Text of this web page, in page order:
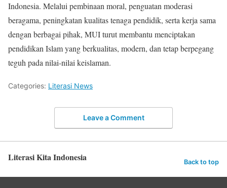
Indonesia. Melalui pembinaan moral, penguatan moderasi
beragama, peningkatan kualitas tenaga pendidik, serta kerja sama
dengan berbagai pihak, MUI turut membantu menciptakan
pendidikan Islam yang berkualitas, modern, dan tetap berpegang
teguh pada nilai-nilai keislaman.
Categories: Literasi News
Leave a Comment
Literasi Kita Indonesia Back to top